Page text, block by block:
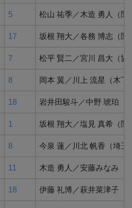
5 松山 祐季／木造 勇人（
17 坂根 翔大／各務 博志（
7 松平 賢二／宮川 昌大（
8 岡本 翼／川上 流星（木
18 岩井田駿斗／中野 琥珀
1 坂根 翔大／塩見 真希（
8 今泉 蓮／川北 帆香（埼
11 木造 勇人／安藤みなみ
18 伊藤 礼博／萩井菜津子